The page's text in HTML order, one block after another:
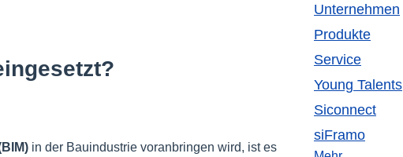
in der Bauindustrie voranbringen wird, ist es
Unternehmen
Produkte
Service
Young Talents
Siconnect
siFramo